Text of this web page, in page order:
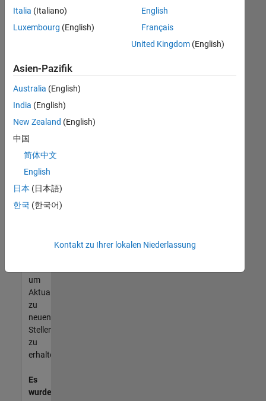
alle
Stellenangebote
anzeigen .
noch
keine
offenen
Stellen
können,
die
Ihren
entsprechen,
werden
unseres
um
Aktualisierungen
zu
neuen
Stellenangeboten
zu
erhalten.
Es
wurden
Italia (Italiano)
Luxembourg (English)
English
Français
United Kingdom(English)
Asien-Pazifik
Australia (English)
India (English)
New Zealand (English)
中国
简体中文
English
日本 (日本語)
한국 (한국어)
Kontakt zu Ihrer lokalen Niederlassung